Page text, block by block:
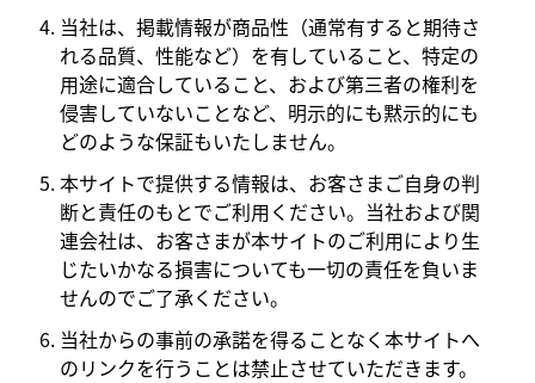
当社は、掲載情報が商品性（通常有すると期待さ
れる品質、性能など）を有していること、特定の
用途に適合していること、および第三者の権利を
侵害していないことなど、明示的にも黙示的にも
どのような保証もいたしません。
本サイトで提供する情報は、お客さまご自身の判
断と責任のもとでご利用ください。当社および関
連会社は、お客さまが本サイトのご利用により生
じたいかなる損害についても一切の責任を負いま
せんのでご了承ください。
当社からの事前の承諾を得ることなく本サイトへ
のリンクを行うことは禁止させていただきます。